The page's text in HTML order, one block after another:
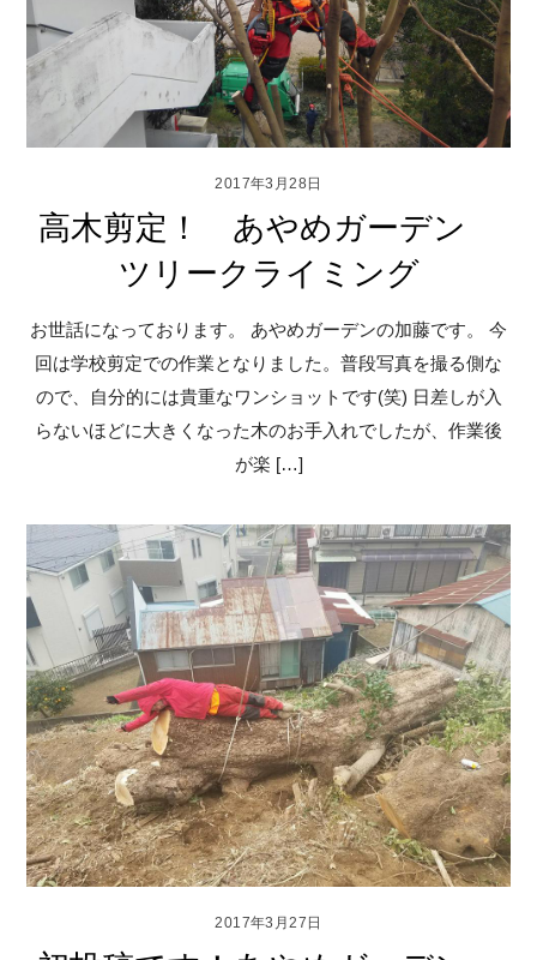
2017年3月28日
高木剪定！ あやめガーデン
ツリークライミング
お世話になっております。 あやめガーデンの加藤です。 今
回は学校剪定での作業となりました。普段写真を撮る側な
ので、自分的には貴重なワンショットです(笑) 日差しが入
らないほどに大きくなった木のお手入れでしたが、作業後
が楽 […]
2017年3月27日